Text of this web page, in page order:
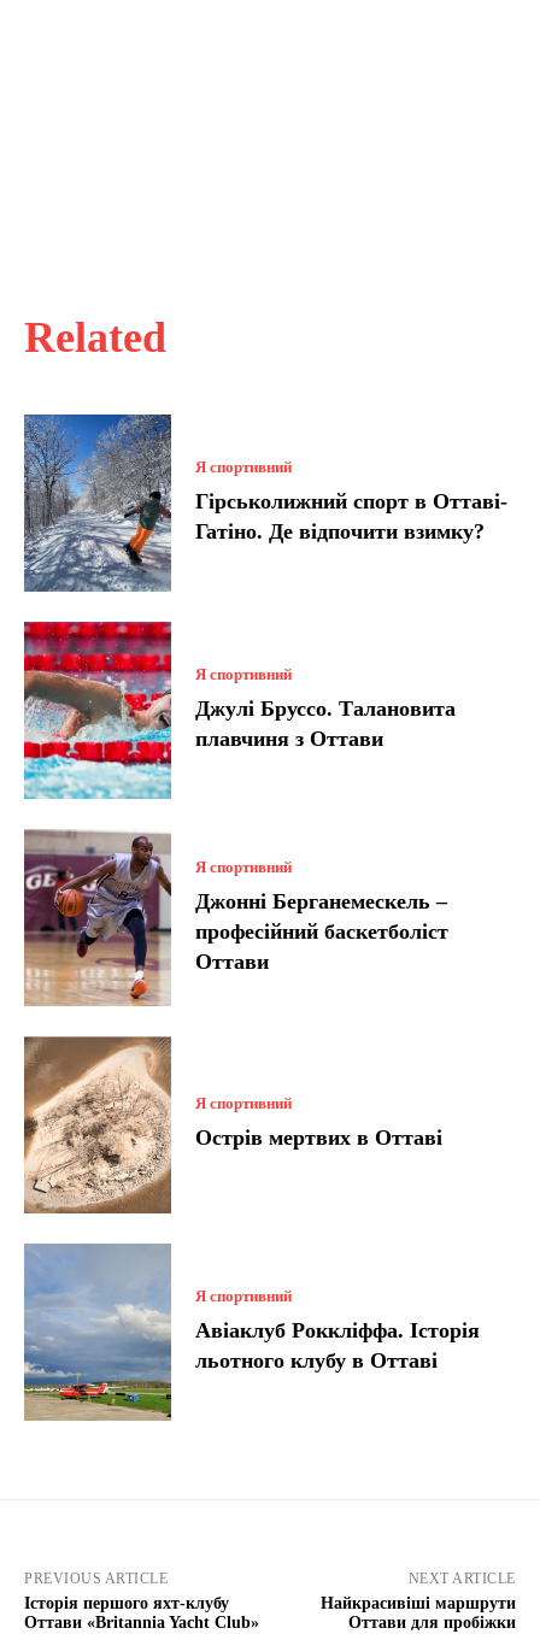
Related
Я спортивний
Гірськолижний спорт в Оттаві-
Гатіно. Де відпочити взимку?
Я спортивний
Джулі Бруссо. Талановита
плавчиня з Оттави
Я спортивний
Джонні Берганемескель –
професійний баскетболіст
Оттави
Я спортивний
Острів мертвих в Оттаві
Я спортивний
Авіаклуб Роккліффа. Історія
льотного клубу в Оттаві
PREVIOUS ARTICLE
Історія першого яхт-клубу
Оттави «Britannia Yacht Club»
NEXT ARTICLE
Найкрасивіші маршрути
Оттави для пробіжки